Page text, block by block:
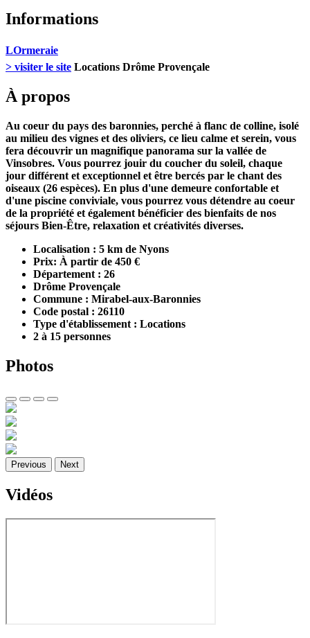
Informations
LOrmeraie
> visiter le site Locations Drôme Provençale
À propos
Au coeur du pays des baronnies, perché à flanc de colline, isolé
au milieu des vignes et des oliviers, ce lieu calme et serein, vous
fera découvrir un magnifique panorama sur la vallée de
Vinsobres. Vous pourrez jouir du coucher du soleil, chaque
jour différent et exceptionnel et être bercés par le chant des
oiseaux (26 espèces). En plus d'une demeure confortable et
d'une piscine conviviale, vous pourrez vous détendre au coeur
de la propriété et également bénéficier des bienfaits de nos
séjours Bien-Être, relaxation et créativités diverses.
Localisation : 5 km de Nyons
Prix: À partir de 450 €
Département : 26
Drôme Provençale
Commune : Mirabel-aux-Baronnies
Code postal : 26110
Type d'établissement : Locations
2 à 15 personnes
Photos
Previous Next
Vidéos